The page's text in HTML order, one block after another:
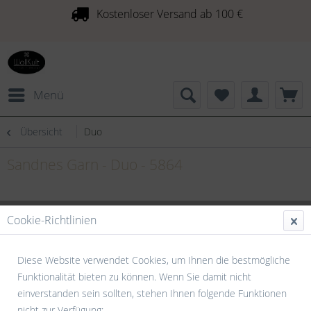
Kostenloser Versand ab 100 €
Menü
Übersicht Duo
Cookie-Richtlinien
Diese Website verwendet Cookies, um Ihnen die bestmögliche
Funktionalität bieten zu können. Wenn Sie damit nicht
einverstanden sein sollten, stehen Ihnen folgende Funktionen